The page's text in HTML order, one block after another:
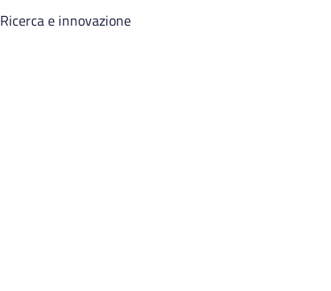
Ricerca e innovazione